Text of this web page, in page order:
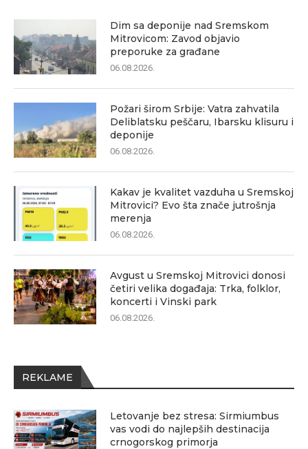
Dim sa deponije nad Sremskom
Mitrovicom: Zavod objavio
preporuke za građane
06.08.2026.
Požari širom Srbije: Vatra zahvatila
Deliblatsku peščaru, Ibarsku klisuru i
deponije
06.08.2026.
Kakav je kvalitet vazduha u Sremskoj
Mitrovici? Evo šta znače jutrošnja
merenja
06.08.2026.
Avgust u Sremskoj Mitrovici donosi
četiri velika događaja: Trka, folklor,
koncerti i Vinski park
06.08.2026.
REKLAME
Letovanje bez stresa: Sirmiumbus
vas vodi do najlepših destinacija
crnogorskog primorja